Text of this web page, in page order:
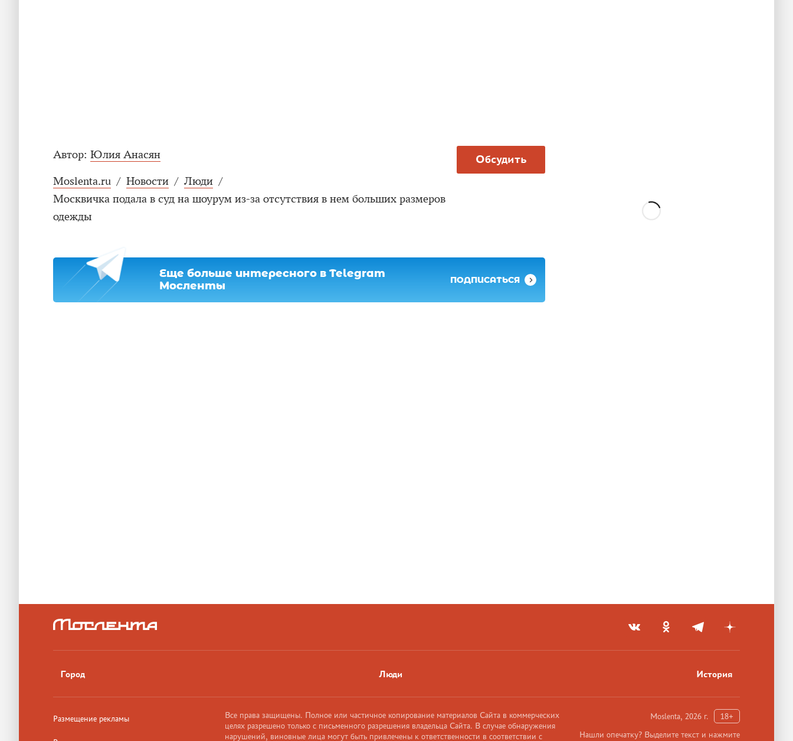
Обсудить
Автор: Юлия Анасян
Moslenta.ru / Новости / Люди /
Москвичка подала в суд на шоурум из-за отсутствия в нем больших размеров
одежды
Еще больше интересного в Telegram
Мосленты
ПОДПИСАТЬСЯ
Город Люди История
Размещение рекламы Moslenta, 2026 г.
18+
Нашли опечатку? Выделите текст и нажмите
Все права защищены. Полное или частичное копирование материалов Сайта в коммерческих
целях разрешено только с письменного разрешения владельца Сайта. В случае обнаружения
нарушений, виновные лица могут быть привлечены к ответственности в соответствии с